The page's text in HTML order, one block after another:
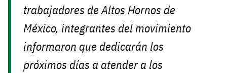
trabajadores de Altos Hornos de
México, integrantes del movimiento
informaron que dedicarán los
próximos días a atender a los